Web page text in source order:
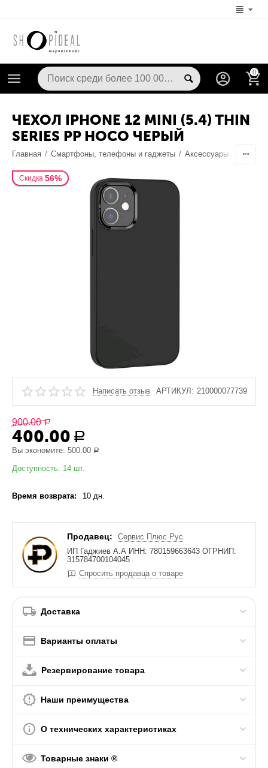
0
ЧЕХОЛ IPHONE 12 MINI (5.4) THIN
SERIES PP HOCO ЧЕРЫЙ
Главная / Смартфоны, телефоны и гаджеты / Аксессуары Чехлы
Скидка 56%
Написать отзыв АРТИКУЛ: 210000077739
900.00 Р
400.00 Р
Вы экономите:500.00 Р
Доступность: 14 шт.
Время возврата: 10 дн.
Продавец:
Сервис Плюс Рус
ИП Гаджиев А.А ИНН: 780159663643 ОГРНИП:
315784700104045
Спросить продавца о товаре
Доставка
Варианты оплаты
Резервирование товара
Наши преимущества
О технических характеристиках
Товарные знаки ®